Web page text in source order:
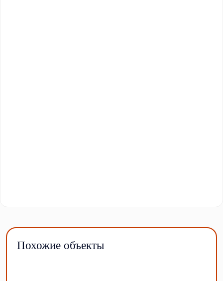
Похожие объекты